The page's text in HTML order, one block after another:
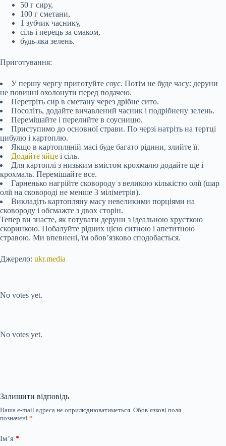
50 г сиру,
100 г сметани,
1 зубчик часнику,
сіль і перець за смаком,
будь-яка зелень.
Приготування:
У першу чергу приготуйте соус. Потім не буде часу: деруни
не повинні охолонути перед подачею.
Перетріть сир в сметану через дрібне сито.
Посоліть, додайте вичавлений часник і подрібнену зелень.
Перемішайте і перелийте в соусницю.
Приступимо до основної страви. По черзі натріть на тертці
цибулю і картоплю.
Якщо в картопляній масі буде багато рідини, злийте її.
Додайте яйце і сіль.
Для картоплі з низьким вмістом крохмалю додайте ще і
крохмаль. Перемішайте все.
Гарненько нагрійте сковороду з великою кількістю олії (шар
олії на сковороді не менше 3 міліметрів).
Викладіть картопляну масу невеликими порціями на
сковороду і обсмажте з двох сторін.
Тепер ви знаєте, як готувати деруни з ідеальною хрусткою
скоринкою. Побалуйте рідних цією ситною і апетитною
стравою. Ми впевнені, їм обов’язково сподобається.
Джерело: ukr.media
No votes yet.
No votes yet.
Залишити відповідь
Ваша e-mail адреса не оприлюднюватиметься. Обов’язкові поля
позначені *
Ім’я *